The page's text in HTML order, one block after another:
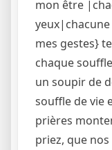
mon être
mes gestes}
chaque
un soupir de
souffle de vie
prières
priez, que nos